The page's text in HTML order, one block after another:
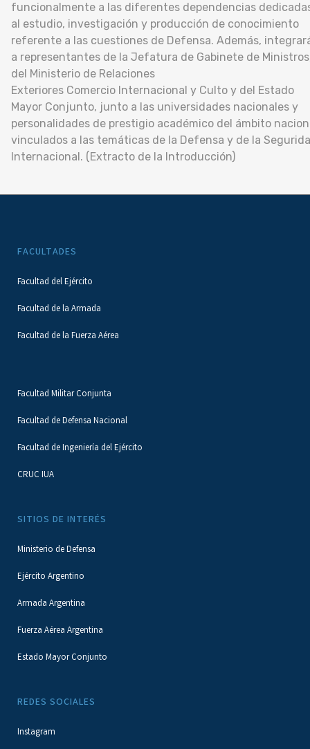
funcionalmente a las diferentes dependencias
al estudio, investigación y producción de conocimiento
referente a las cuestiones de Defensa. Además,
a representantes de la Jefatura de Gabinete de
del Ministerio de Relaciones
Exteriores Comercio Internacional y Culto y del Estado
Mayor Conjunto, junto a las universidades nacionales y
personalidades de prestigio académico del ámbito
vinculados a las temáticas de la Defensa y de la
Internacional. (Extracto de la Introducción)
FACULTADES
Facultad del Ejército
Facultad de la Armada
Facultad de la Fuerza Aérea
Facultad Militar Conjunta
Facultad de Defensa Nacional
Facultad de Ingeniería del Ejército
CRUC IUA
SITIOS DE INTERÉS
Ministerio de Defensa
Ejército Argentino
Armada Argentina
Fuerza Aérea Argentina
Estado Mayor Conjunto
REDES SOCIALES
Instagram